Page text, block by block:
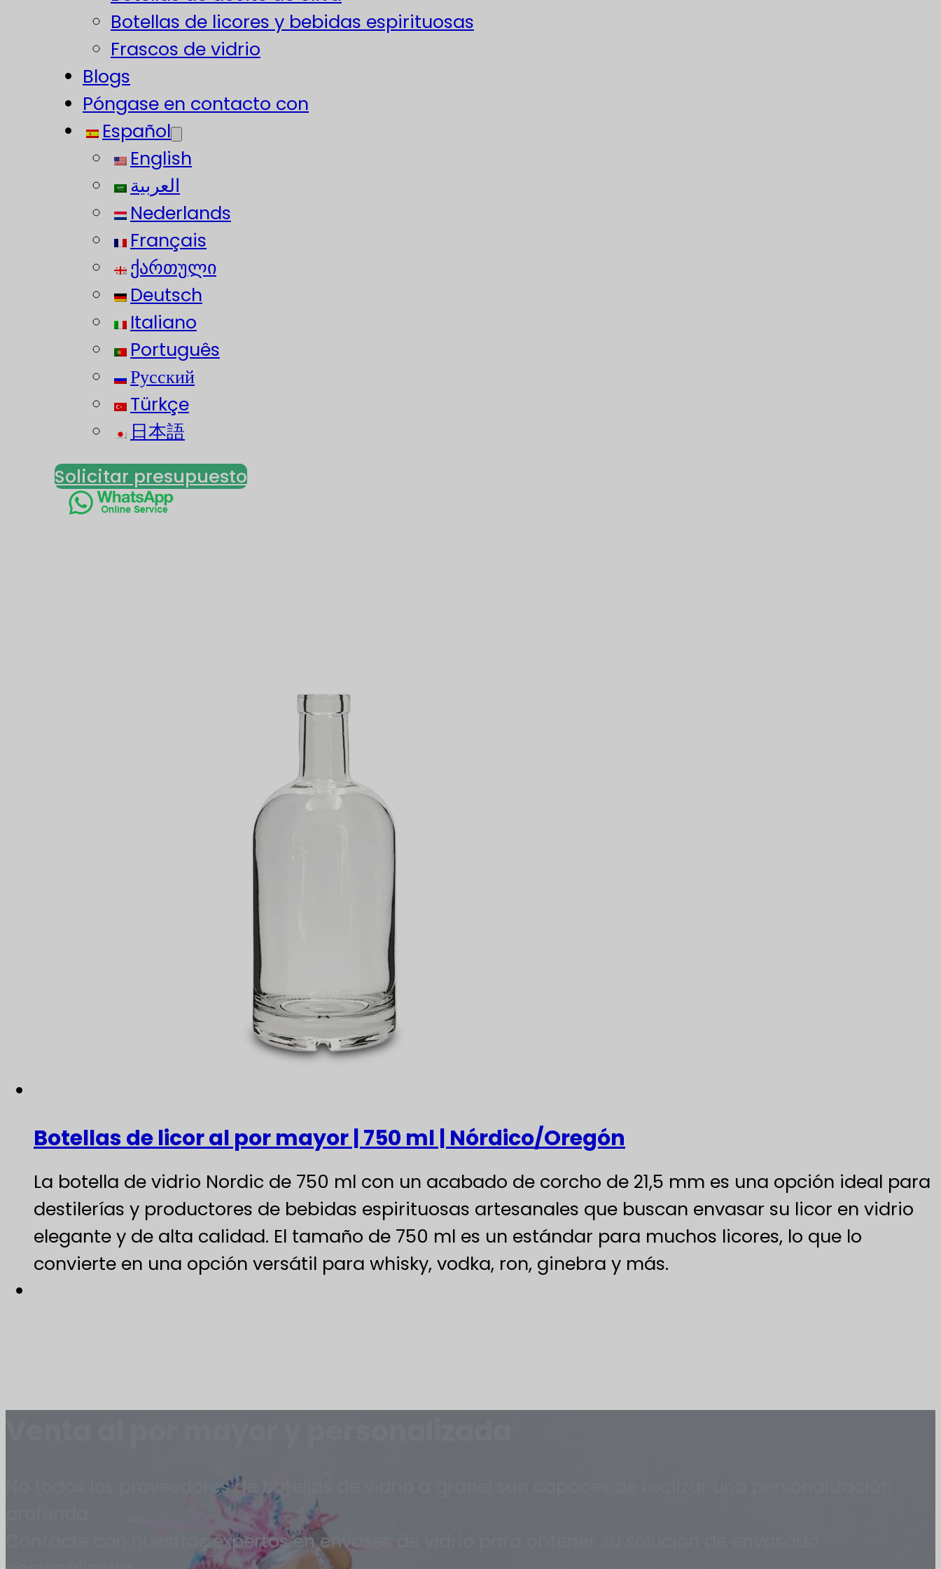
Botellas de licores y bebidas espirituosas
Frascos de vidrio
Blogs
Póngase en contacto con
Español
English
العربية
Nederlands
Français
ქართული
Deutsch
Italiano
Português
Русский
Türkçe
日本語
Solicitar presupuesto
Botellas de licor al por mayor | 750 ml | Nórdico/Oregón
La botella de vidrio Nordic de 750 ml con un acabado de corcho de 21,5 mm es una opción ideal para
destilerías y productores de bebidas espirituosas artesanales que buscan envasar su licor en vidrio
elegante y de alta calidad. El tamaño de 750 ml es un estándar para muchos licores, lo que lo
convierte en una opción versátil para whisky, vodka, ron, ginebra y más.
No todos los proveedores de botellas de vidrio a granel son capaces de realizar una personalización
Contacte con nuestros expertos en envases de vidrio para obtener su solución de envasado